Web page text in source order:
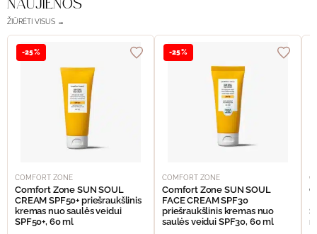
NAUJIENOS
ŽIŪRĖTI VISUS →
-25%
COMFORT ZONE
Comfort Zone SUN SOUL
CREAM SPF50+ priešraukšlinis
kremas nuo saulės veidui
SPF50+, 60 ml
-25%
COMFORT ZONE
Comfort Zone SUN SOUL
FACE CREAM SPF30
priešraukšlinis kremas nuo
saulės veidui SPF30, 60 ml